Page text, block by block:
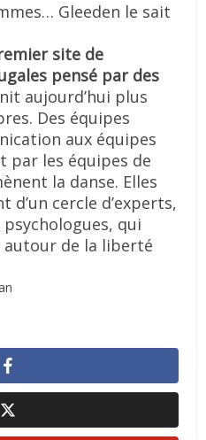
Gleeden le sait
site de
pensé par des
aujourd’hui plus
Des équipes
aux équipes
par les équipes de
la danse. Elles
d’un cercle d’experts,
qui
autour de la liberté